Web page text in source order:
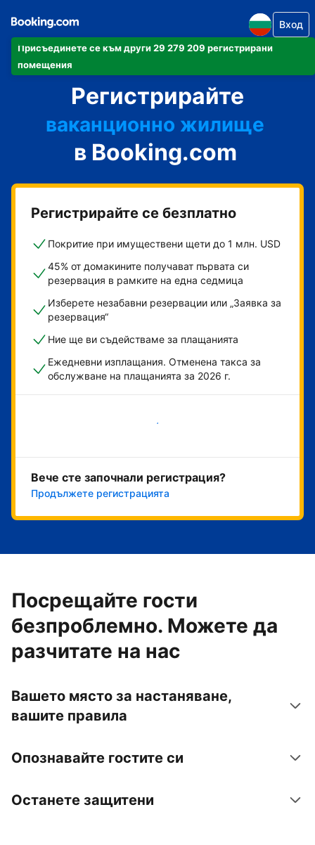
Присъединете се към други 29 279 209 регистрирани
помещения
Вход
Регистрирайте
своя апартамент
своя хотел
ваканционно жилище
своята къща за гости
своя пансион със закуска
в Booking.com
Регистрирайте се безплатно
Покритие при имуществени щети до 1 млн. USD
45% от домакините получават първата си
резервация в рамките на една седмица
Изберете незабавни резервации или „Заявка за
резервация“
Ние ще ви съдействаме за плащанията
Ежедневни изплащания. Отменена такса за
обслужване на плащанията за 2026 г.
Начало
Вече сте започнали регистрация?
Продължете регистрацията
Посрещайте гости
безпроблемно. Можете да
разчитате на нас
Вашето място за настаняване,
вашите правила
Опознавайте гостите си
Останете защитени